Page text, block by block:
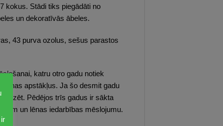
kokus. Stādi tiks piegādāti no
un dekoratīvās ābeles.
43 purva ozolus, sešus parastos
katru otro gadu notiek
apstākļus. Ja šo desmit gadu
Pēdējos trīs gadus ir sākta
un lēnas iedarbības mēslojumu.